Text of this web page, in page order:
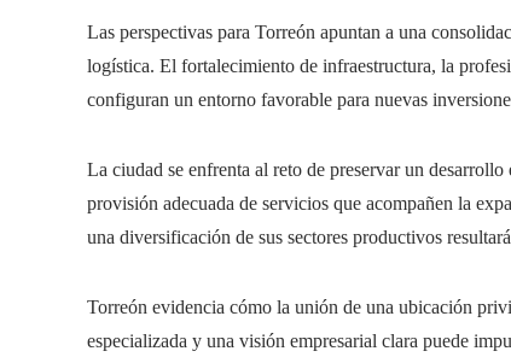
Las perspectivas para Torreón apuntan a una
logística. El fortalecimiento de infraestructura, la
configuran un entorno favorable para nuevas
La ciudad se enfrenta al reto de preservar un
provisión adecuada de servicios que acompañen la
una diversificación de sus sectores productivos
Torreón evidencia cómo la unión de una ubicación
especializada y una visión empresarial clara puede